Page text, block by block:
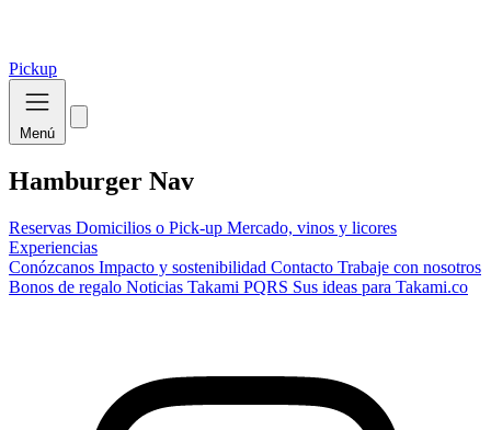
Pickup
Menú
Hamburger Nav
Reservas Domicilios o Pick-up Mercado, vinos y licores
Experiencias
Conózcanos Impacto y sostenibilidad Contacto Trabaje con nosotros
Bonos de regalo Noticias Takami PQRS Sus ideas para Takami.co